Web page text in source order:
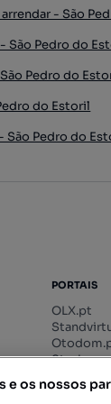
- São
São Pedro do
Pedro do
do Estoril
São Pedro do
PORTAIS
OLX.pt
Storia.ro
e os nossos